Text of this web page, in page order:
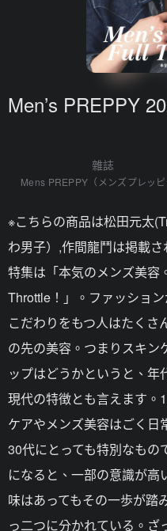
Men’s PREPPY
雜誌
Mens PREPPY（メンズプレッピ
※こちらの商品は松田元太
わ男子）,作間龍鬥は掲載さ
特集は「本気のメンズ美容
Throttle！」。ファッショ
こだわりをもつ人はたくさ
の先の美容。つまりスキン
ップはどうかというと、
現代の特徴とも言えます。
ケアやメンズ美容はごく日
30代にとっても特別なもの
になると、一部の意識が高
味はあってもその一歩が踏
っ二つに分かれている。ざ